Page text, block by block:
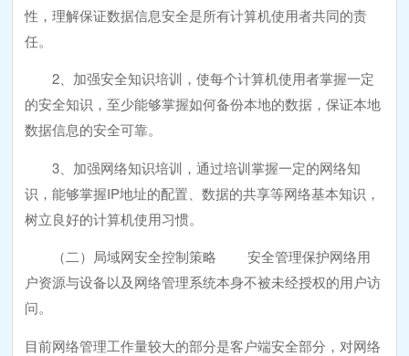
性，理解保证数据信息安全是所有计算机使用者共同的责
任。
2、加强安全知识培训，使每个计算机使用者掌握一定
的安全知识，至少能够掌握如何备份本地的数据，保证本地
数据信息的安全可靠。
3、加强网络知识培训，通过培训掌握一定的网络知
识，能够掌握IP地址的配置、数据的共享等网络基本知识，
树立良好的计算机使用习惯。
（二）局域网安全控制策略 安全管理保护网络用
户资源与设备以及网络管理系统本身不被未经授权的用户访
问。
目前网络管理工作量较大的部分是客户端安全部分，对网络